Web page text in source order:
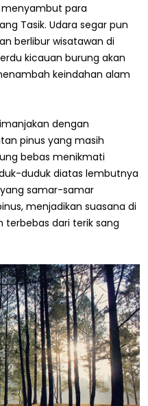
para
Tasik. Udara segar pun
berlibur wisatawan di
kicauan burung akan
keindahan alam
dengan
pinus yang masih
bebas menikmati
duduk diatas lembutnya
samar-samar
menjadikan suasana di
terbebas dari terik sang